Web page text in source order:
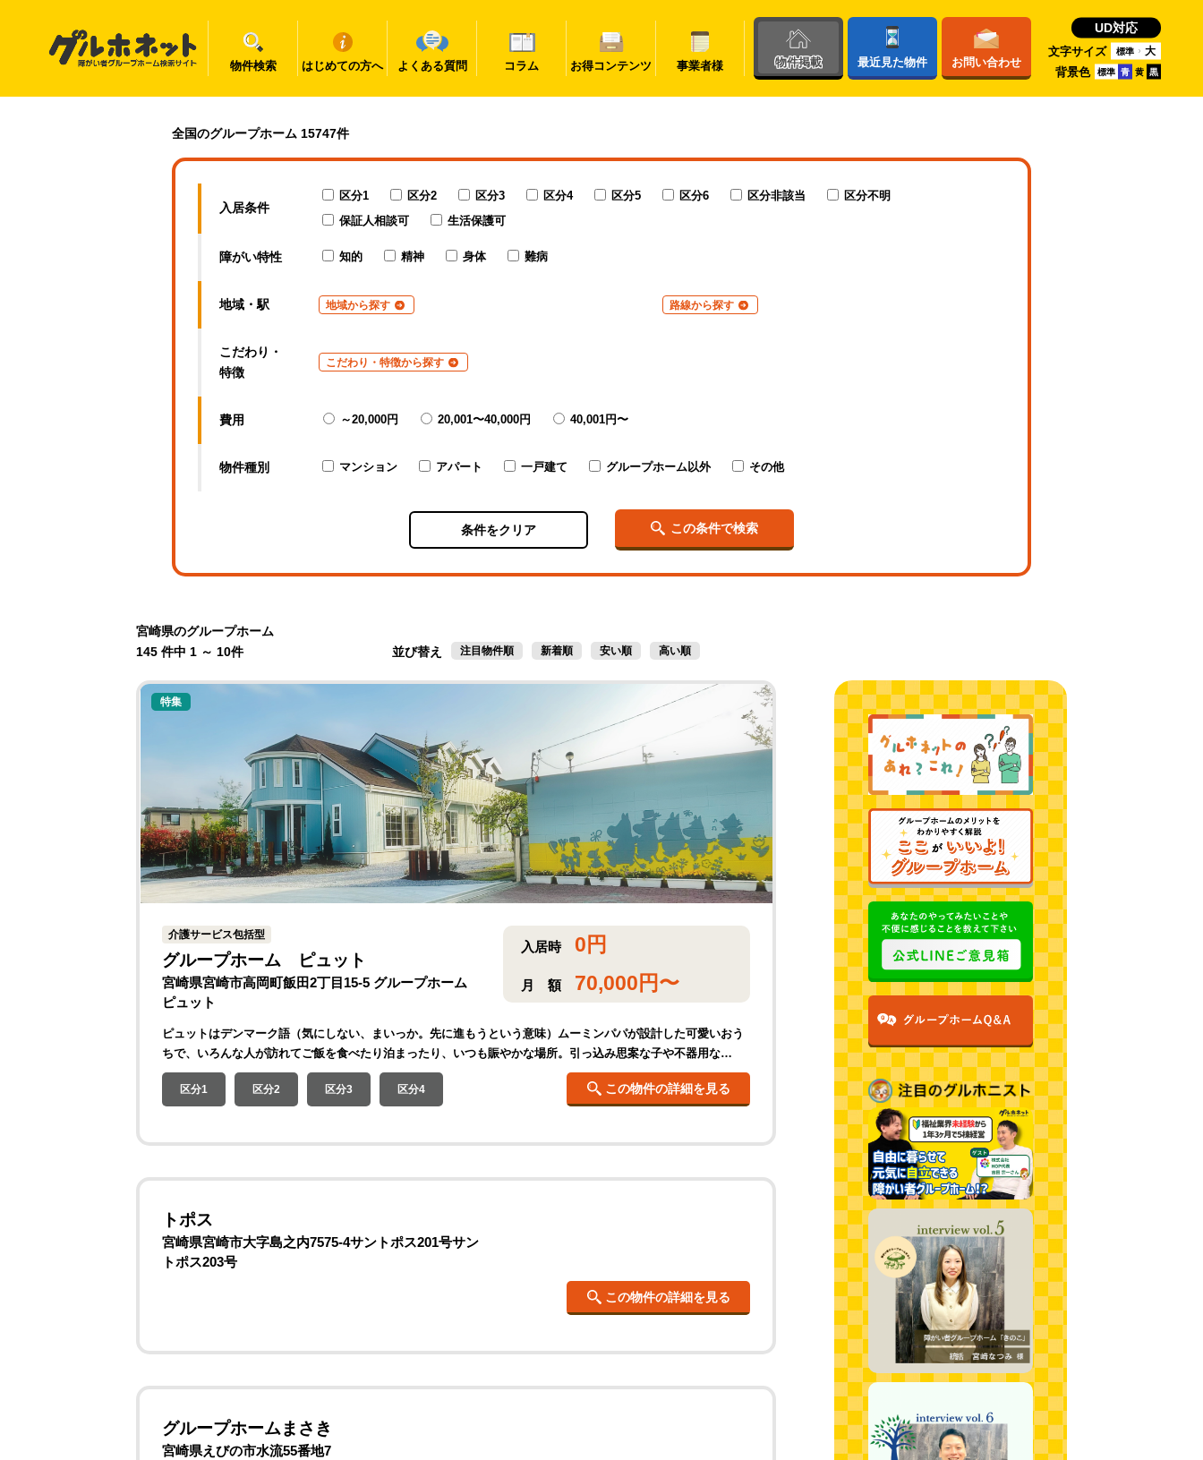
物件検索 はじめての方へ よくある質問 コラム お得コンテンツ 事業者様
UD対応
文字サイズ 標準 大
背景色 標準 青 黄 黒
物件掲載 最近見た物件 お問い合わせ
宮崎県の障がい者グループホーム一覧｜グルホネット
全国のグループホーム 15747件
入居条件
区分1 区分2 区分3 区分4 区分5 区分6 区分非該当
区分不明
保証人相談可
生活保護可
障がい特性 知的 精神 身体 難病
地域・駅 地域から探す 路線から探す
こだわり・
特徴
こだわり・特徴から探す
費用 ～20,000円 20,001〜40,000円 40,001円〜
物件種別 マンション アパート 一戸建て グループホーム以外 その他
条件をクリア この条件で検索
宮崎県のグループホーム
145 件中 1 ～ 10件
並び替え 注目物件順 新着順 安い順 高い順
特集
介護サービス包括型
グループホーム ピュット
宮崎県宮崎市高岡町飯田2丁目15-5 グループホーム
ピュット
入居時 0 円
月 額 70,000 円〜
ピュットはデンマーク語（気にしない、まいっか。先に進もうという意味）ムーミンパパが設計した可愛いおう
ちで、いろんな人が訪れてご飯を食べたり泊まったり、いつも賑やかな場所。引っ込み思案な子や不器用な…
区分1 区分2 区分3 区分4 この物件の詳細を見る
トポス
宮崎県宮崎市大字島之内7575-4サントポス201号サン
トポス203号
この物件の詳細を見る
グループホームまさき
宮崎県えびの市水流55番地7